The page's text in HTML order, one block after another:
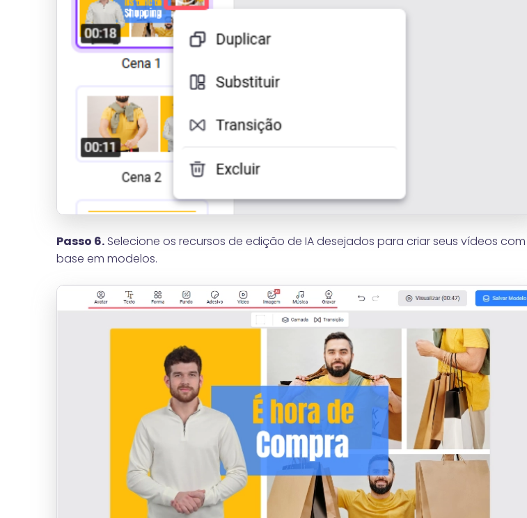
Passo 6.Selecione os recursos de edição de IA desejados para criar seus vídeos com
base em modelos.